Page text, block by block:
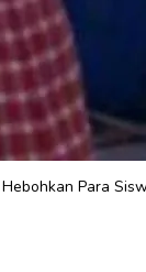
Para